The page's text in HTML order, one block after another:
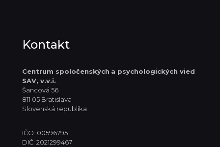
Kontakt
Centrum spoločenských a psychologických vied
SAV, v.v.i.
Šancová 56
811 05 Bratislava
Slovenská republika
IČO: 00596795
DIČ: 2021299467